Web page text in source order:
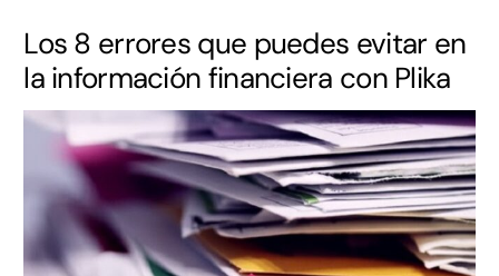
Los 8 errores que puedes evitar en
la información financiera con Plika